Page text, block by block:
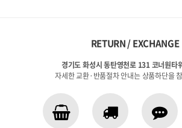
RETURN / EXCHANGE
경기도 화성시 동탄영천로 131 코너원타
자세한 교환·반품절차 안내는 상품하단을